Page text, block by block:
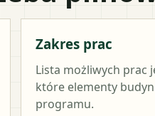
Zakres prac
Lista możliwych prac
które elementy
programu.